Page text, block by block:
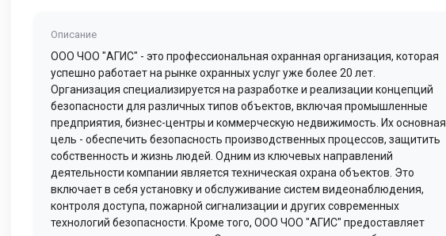
Описание
ООО ЧОО "АГИС" - это профессиональная охранная организация, которая
успешно работает на рынке охранных услуг уже более 20 лет.
Организация специализируется на разработке и реализации концепций
безопасности для различных типов объектов, включая промышленные
предприятия, бизнес-центры и коммерческую недвижимость. Их основная
цель - обеспечить безопасность производственных процессов, защитить
собственность и жизнь людей. Одним из ключевых направлений
деятельности компании является техническая охрана объектов. Это
включает в себя установку и обслуживание систем видеонаблюдения,
контроля доступа, пожарной сигнализации и других современных
технологий безопасности. Кроме того, ООО ЧОО "АГИС" предоставляет